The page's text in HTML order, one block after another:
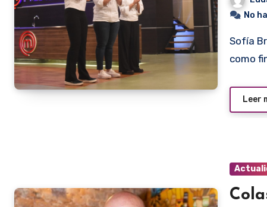
No
Sofía Bramante quedó eliminada del MasterChef y quedan
como
Leer